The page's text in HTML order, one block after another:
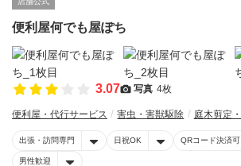
便利屋何でも屋ぽち
3.07 写真 4枚
便利屋・代行サービス 害虫・害獣駆除 庭木剪定
出張・訪問専門 日祝OK QRコード決済可
男性歓迎